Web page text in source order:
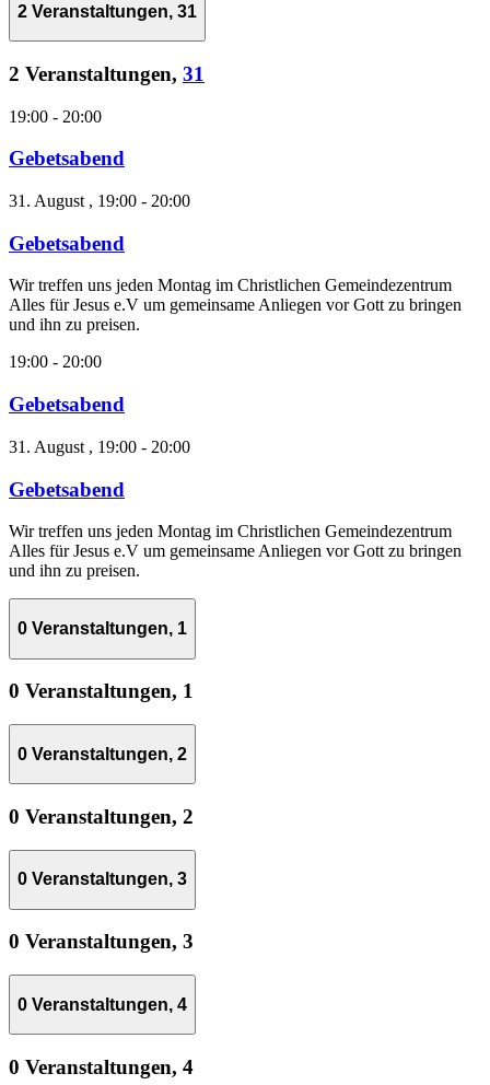
2 Veranstaltungen, 31
2 Veranstaltungen, 31
19:00 - 20:00
Gebetsabend
31. August , 19:00 - 20:00
Gebetsabend
Wir treffen uns jeden Montag im Christlichen Gemeindezentrum
Alles für Jesus e.V um gemeinsame Anliegen vor Gott zu bringen
und ihn zu preisen.
19:00 - 20:00
Gebetsabend
31. August , 19:00 - 20:00
Gebetsabend
Wir treffen uns jeden Montag im Christlichen Gemeindezentrum
Alles für Jesus e.V um gemeinsame Anliegen vor Gott zu bringen
und ihn zu preisen.
0 Veranstaltungen, 1
0 Veranstaltungen, 1
0 Veranstaltungen, 2
0 Veranstaltungen, 2
0 Veranstaltungen, 3
0 Veranstaltungen, 3
0 Veranstaltungen, 4
0 Veranstaltungen, 4